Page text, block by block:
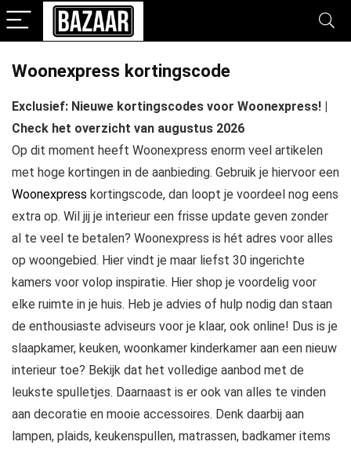
Woonexpress kortingscode
Exclusief: Nieuwe kortingscodes voor Woonexpress! |
Check het overzicht van augustus 2026
Op dit moment heeft Woonexpress enorm veel artikelen
met hoge kortingen in de aanbieding. Gebruik je hiervoor een
Woonexpress kortingscode, dan loopt je voordeel nog eens
extra op. Wil jij je interieur een frisse update geven zonder
al te veel te betalen? Woonexpress is hét adres voor alles
op woongebied. Hier vindt je maar liefst 30 ingerichte
kamers voor volop inspiratie. Hier shop je voordelig voor
elke ruimte in je huis. Heb je advies of hulp nodig dan staan
de enthousiaste adviseurs voor je klaar, ook online! Dus is je
slaapkamer, keuken, woonkamer kinderkamer aan een nieuw
interieur toe? Bekijk dat het volledige aanbod met de
leukste spulletjes. Daarnaast is er ook van alles te vinden
aan decoratie en mooie accessoires. Denk daarbij aan
lampen, plaids, keukenspullen, matrassen, badkamer items